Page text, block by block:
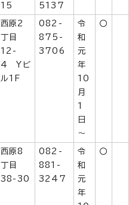
15
5137
西原2
丁目
12-
4 Yビ
ル1F
082-
875-
3706
令
和
元
年
10
月
1
日
～
〇
西原8
丁目
38-30
082-
881-
3247
令
和
元
年
〇